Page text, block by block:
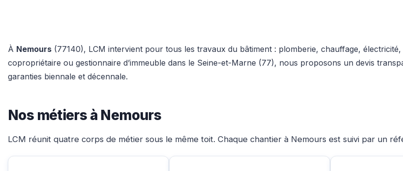
À Nemours (77140), LCM intervient pour tous les travaux du bâtiment : plomberie, chauffage,
copropriétaire ou gestionnaire d’immeuble dans le Seine-et-Marne (77), nous proposons un devis
garanties biennale et décennale.
Nos métiers à Nemours
LCM réunit quatre corps de métier sous le même toit. Chaque chantier à Nemours est suivi par un